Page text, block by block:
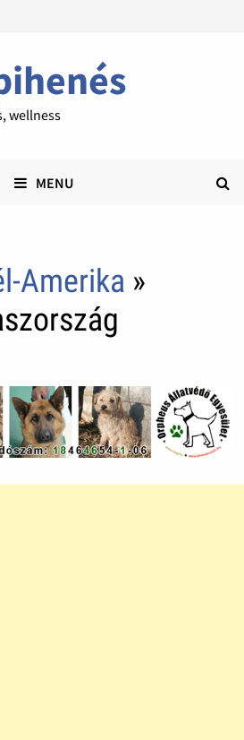
wellness
MENU
Amerika »